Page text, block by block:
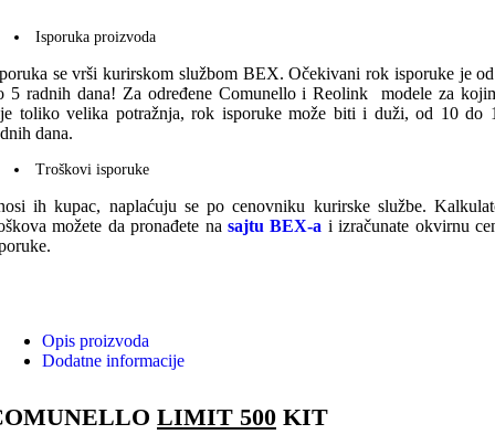
Isporuka proizvoda
se vrši kurirskom službom BEX. Očekivani rok isporuke je
5 radnih dana! Za određene Comunello i Reolink modele za
toliko velika potražnja, rok isporuke može biti i duži, od 10 do
dana.
Troškovi isporuke
ih kupac, naplaćuju se po cenovniku kurirske službe.
možete da pronađete na sajtu BEX-a i izračunate okvirnu
Opis proizvoda
Dodatne informacije
LIMIT 500 KIT